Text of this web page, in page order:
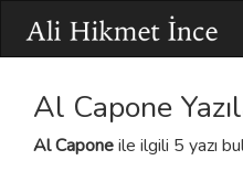
Al Capone
Al Caponeile ilgili 5 yazı